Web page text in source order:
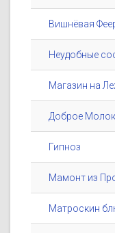
Вишнёвая
Неудобные
Магазин на
Доброе
Гипноз
Мамонт из
Матроскин